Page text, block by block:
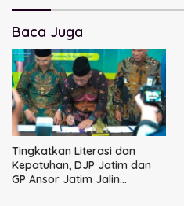
Baca Juga
Tingkatkan Literasi dan
Kepatuhan, DJP Jatim dan
GP Ansor Jatim Jalin